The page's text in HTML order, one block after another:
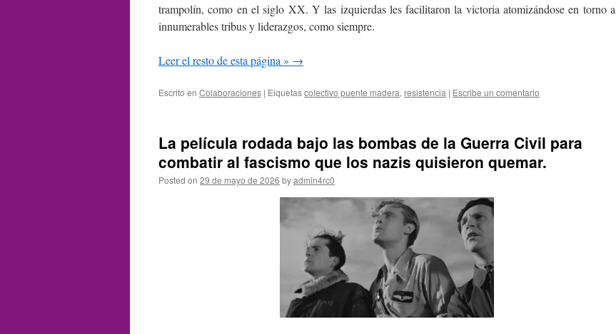
trampolín, como en el siglo XX. Y las izquierdas les facilitaron la victoria atomizándose en torno a
innumerables tribus y liderazgos, como siempre.
Leer el resto de esta página » →
Escrito en Colaboraciones | Eiquetascolectivo puente madera, resistencia | Escribe un comentario
La película rodada bajo las bombas de la Guerra Civil para
combatir al fascismo que los nazis quisieron quemar.
Posted on 29 de mayo de 2026 byadmin4rc0